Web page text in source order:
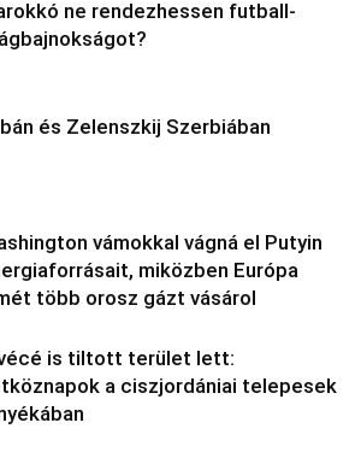
ne rendezhessen futball-
és Zelenszkij Szerbiában
vámokkal vágná el Putyin
miközben Európa
több orosz gázt vásárol
is tiltott terület lett:
a ciszjordániai telepesek